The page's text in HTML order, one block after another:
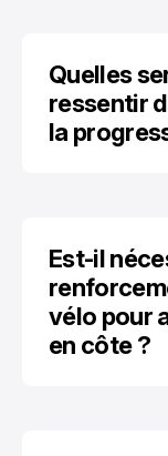
Quelles
ressentir
la
Est-il
vélo pour
en côte ?